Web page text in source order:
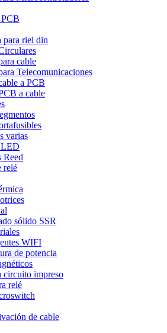
para riel din
cable
Telecomunicaciones
a PCB
a cable
varias
Reed
relé
sólido SSR
WIFI
de potencia
circuito impreso
relé
de cable